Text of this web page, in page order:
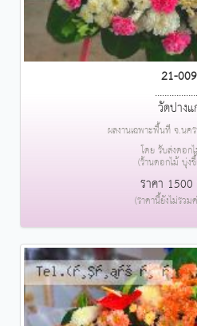
21-009
วัดปาง
ผลงานเฉพาะพื้นที่ จ.นค
โดย รับส่งดอก
(ร้านดอกไม้ บุ่ง
ราคา
(ราคานี้ยังไม่รวม